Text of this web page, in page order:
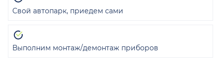
Свой автопарк, приедем сами
Выполним монтаж/демонтаж приборов